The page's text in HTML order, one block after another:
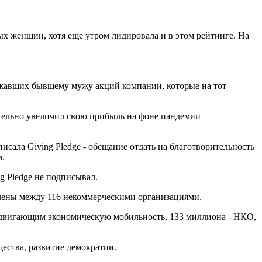
женщин, хотя еще утром лидировала и в этом рейтинге. На
бывшему мужу акций компании, которые на тот
увеличил свою прибыль на фоне пандемии
Giving Pledge - обещание отдать на благотворительность
Pledge не подписывал.
между 116 некоммерческими организациями.
экономическую мобильность, 133 миллиона - НКО,
развитие демократии.